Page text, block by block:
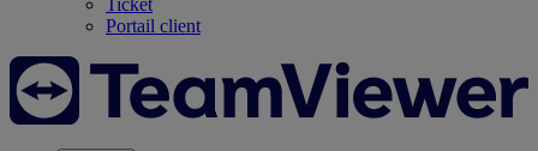
Portail client